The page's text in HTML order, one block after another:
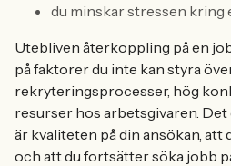
du minskar stressen kring
Utebliven återkoppling på en
på faktorer du inte kan styra
rekryteringsprocesser, hög
resurser hos arbetsgivaren.
är kvaliteten på din ansökan, att
och att du fortsätter söka jobb